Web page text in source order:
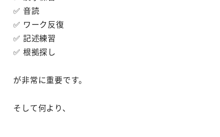
✅ 音読
✅ ワーク反復
✅ 記述練習
✅ 根拠探し
が非常に重要です。
そして何より、